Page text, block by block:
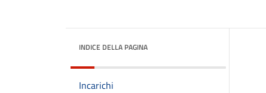
INDICE DELLA PAGINA
Incarichi